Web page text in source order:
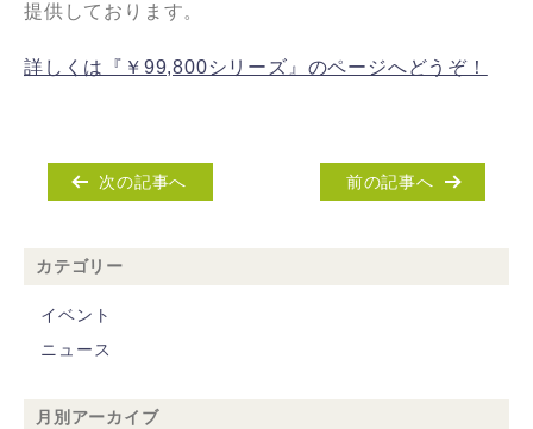
提供しております。
詳しくは『￥99,800シリーズ』のページへどうぞ！
次の記事へ 前の記事へ
カテゴリー
イベント
ニュース
月別アーカイブ